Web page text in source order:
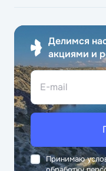
Делимся
акциями и
E-mail
Принимаю